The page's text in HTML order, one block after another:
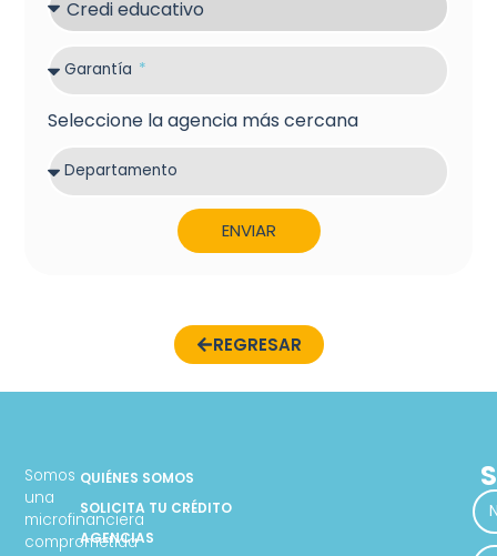
Garantía
Seleccione la agencia más cercana
Departamento
ENVIAR
REGRESAR
Somos
una
microfinanciera
comprometida
QUIÉNES SOMOS
SOLICITA TU CRÉDITO
AGENCIAS